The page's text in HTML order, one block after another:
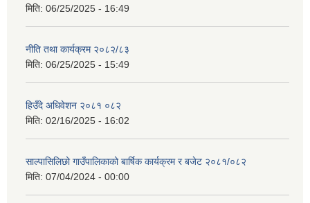
मिति: 06/25/2025 - 16:49
नीति तथा कार्यक्रम २०८२/८३
मिति: 06/25/2025 - 15:49
हिउँदे अधिवेशन २०८१ ०८२
मिति: 02/16/2025 - 16:02
साल्पासिलिछो गाउँपालिकाको बार्षिक कार्यक्रम र बजेट २०८१/०८२
मिति: 07/04/2024 - 00:00